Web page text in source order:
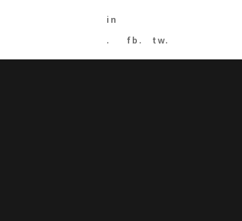
in
.
fb. tw.